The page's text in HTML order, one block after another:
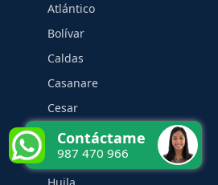
Atlántico
Bolívar
Caldas
Casanare
Cesar
Córdoba
Guainía
Contáctame
987 470 966